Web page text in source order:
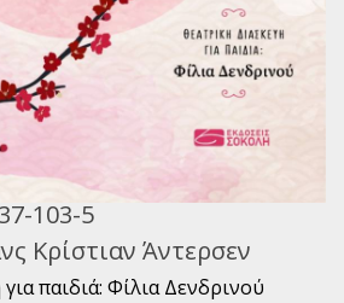
Ιστορία
Βιογραφίες
Ψυχολογία
Εκπαίδευση
Λεξικά
Ημερολόγια
103-5
Κρίστιαν Άντερσεν
παιδιά: Φίλια Δενδρινού